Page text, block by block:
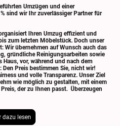
Umzügen und einer
sind wir Ihr zuverlässiger Partner für
Ihren Umzug effizient und
zum letzten Möbelstück. Doch unser
Wir übernehmen auf Wunsch auch das
gründliche Reinigungsarbeiten sowie
vor, während und nach dem
Preis bestimmen Sie, nicht wir!
und volle Transparenz. Unser Ziel
wie möglich zu gestalten, mit einem
der zu Ihnen passt. Überzeugen
dazu lesen